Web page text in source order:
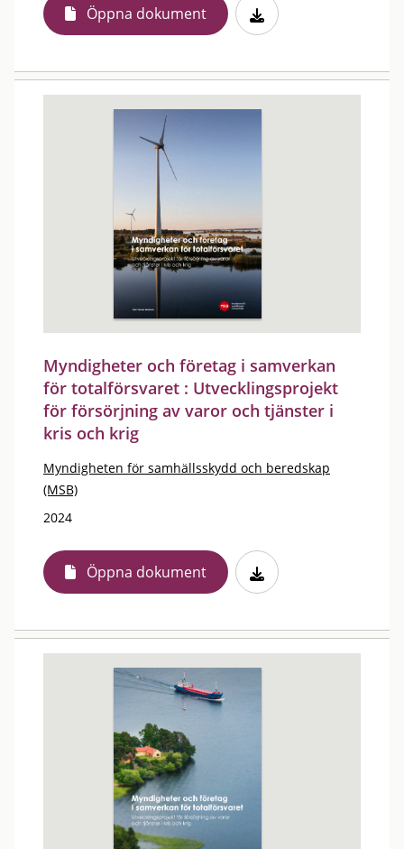
Öppna dokument
Myndigheter och företag i samverkan
för totalförsvaret : Utvecklingsprojekt
för försörjning av varor och tjänster i
kris och krig
Myndigheten för samhällsskydd och beredskap
(MSB)
2024
Öppna dokument